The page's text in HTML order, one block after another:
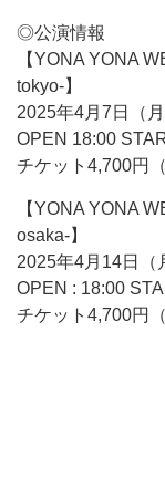
◎公演情報
【YONA YONA
tokyo-】
2025年4月7日（
OPEN 18:00
チケット4,700円
【YONA YONA
osaka-】
2025年4月14日（
OPEN : 18:00
チケット4,700円